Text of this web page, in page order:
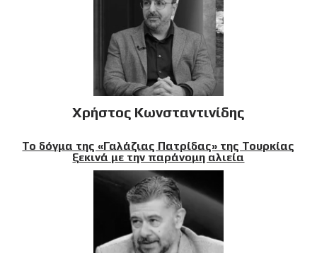
Χρήστος Κωνσταντινίδης
Το δόγμα της «Γαλάζιας Πατρίδας» της Τουρκίας
ξεκινά με την παράνομη αλιεία